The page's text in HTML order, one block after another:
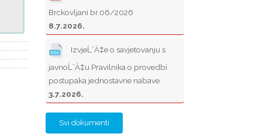
Brckovljani br.06/2026
8.7.2026.
IzvjeĹˇÄ‡e o savjetovanju s
javnoĹˇÄ‡u Pravilnika o provedbi
postupaka jednostavne nabave
3.7.2026.
Svi dokumenti